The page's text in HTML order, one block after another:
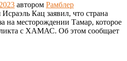
автором Рамблер
Кац заявил, что страна
на месторождении Тамар, которое
с ХАМАС. Об этом сообщает